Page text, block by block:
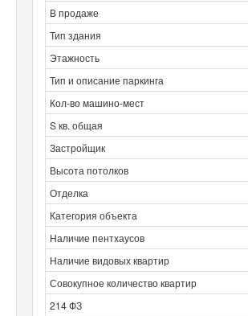
В продаже
Тип здания
Этажность
Тип и описание паркинга
Кол-во машино-мест
S кв. общая
Застройщик
Высота потолков
Отделка
Категория объекта
Наличие пентхаусов
Наличие видовых квартир
Совокупное количество квартир
214 ФЗ